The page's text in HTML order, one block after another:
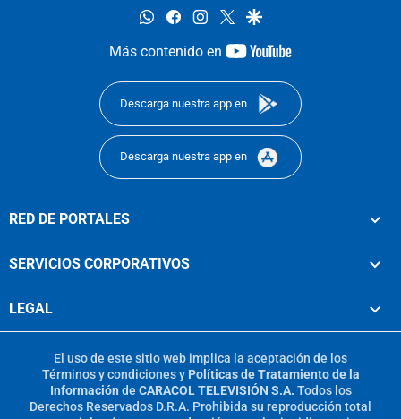
whatsappfacebookinstagram
twittergoogle
Más contenido en
youtube-
Descarga nuestra app en
Descarga nuestra app en
RED DE PORTALES
SERVICIOS CORPORATIVOS
LEGAL
El uso de este sitio web implica la aceptación de los
Términos y condicionesy Políticas de Tratamiento de la
Información de CARACOL TELEVISIÓN S.A. Todos los
Derechos Reservados D.R.A. Prohibida su reproducción total